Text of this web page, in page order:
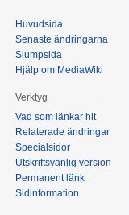
Huvudsida
Senaste ändringarna
Slumpsida
Hjälp om MediaWiki
Verktyg
Vad som länkar hit
Relaterade ändringar
Specialsidor
Utskriftsvänlig version
Permanent länk
Sidinformation